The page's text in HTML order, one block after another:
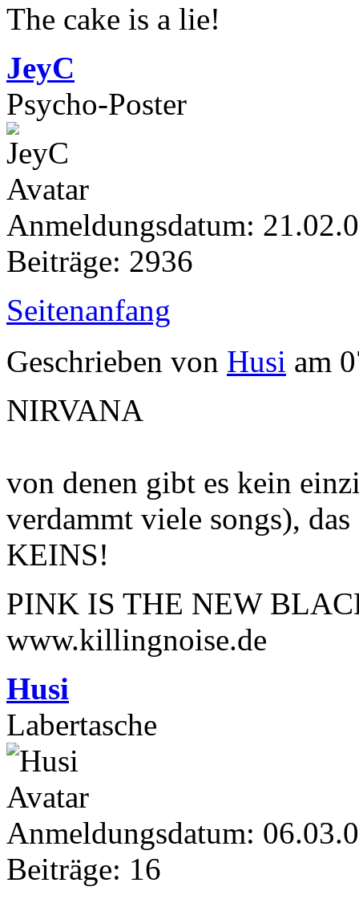
The cake is a lie!
JeyC
Psycho-Poster
Anmeldungsdatum:
Beiträge: 2936
Seitenanfang
Geschrieben von Husi am
NIRVANA
von denen gibt es kein
verdammt viele songs),
KEINS!
PINK IS THE NEW
www.killingnoise.de
Husi
Labertasche
Anmeldungsdatum:
Beiträge: 16